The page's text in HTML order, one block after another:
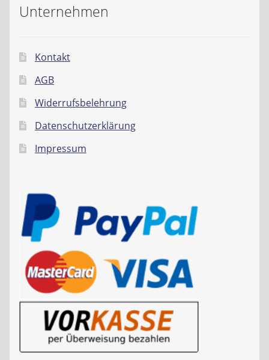
Unternehmen
Kontakt
AGB
Widerrufsbelehrung
Datenschutzerklärung
Impressum